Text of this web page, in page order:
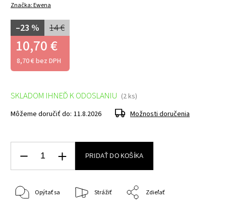
Značka:Ewena
14 €
–23 %
10,70 €
8,70 € bez DPH
SKLADOM IHNEĎ K ODOSLANIU (2 ks)
Môžeme doručiť do: 11.8.2026 Možnosti doručenia
PRIDAŤ DO KOŠÍKA
Opýtať sa Strážiť Zdieľať